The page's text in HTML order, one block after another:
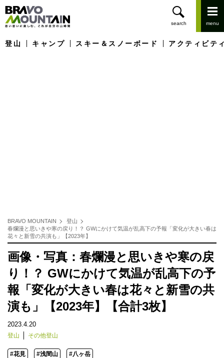
登山 キャンプ スキー＆スノーボード アクティビテ
BRAVO MOUNTAIN
登山
春爛漫と思いきや寒の戻り！？ GWにかけて気温が乱高下の予報「変化が大きい春は
花々と新雪の共演も」【2023年】
画像・写真：春爛漫と思いきや寒の戻
り！？ GWにかけて気温が乱高下の予
報「変化が大きい春は花々と新雪の共
演も」【2023年】【合計3枚】
2023.4.20
登山 その他登山
#花見 #浅間山 #八ヶ岳